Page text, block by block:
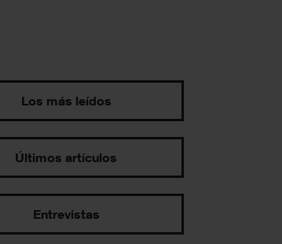
Los más leídos
Últimos artículos
Entrevistas